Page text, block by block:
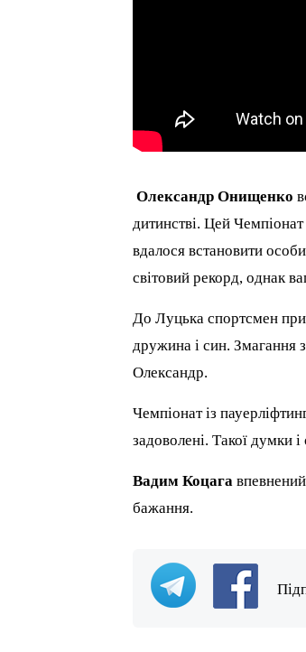
Олександр Онищенко
дитинстві. Цей
вдалося встановити
світовий рекорд, однак
До Луцька спортсмен
дружина і син. Змагання
Олександр.
Чемпіонат із
задоволені. Такої думки
Вадим Коцага
бажання.